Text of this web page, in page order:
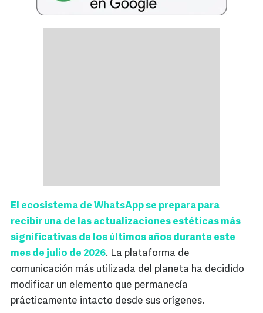
El ecosistema de WhatsApp se prepara para
recibir una de las actualizaciones estéticas más
significativas de los últimos años durante este
mes de julio de 2026. La plataforma de
comunicación más utilizada del planeta ha decidido
modificar un elemento que permanecía
prácticamente intacto desde sus orígenes.